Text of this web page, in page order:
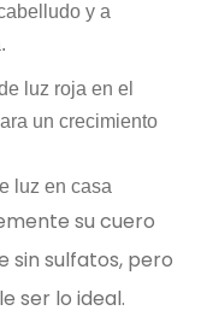
y a
luz en casa
su cuero
sin sulfatos, pero
ser lo ideal.